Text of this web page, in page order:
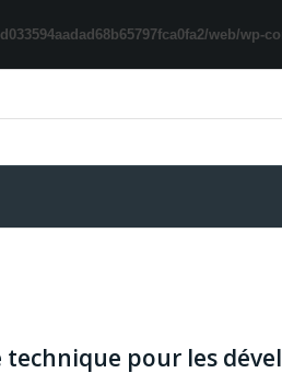
web/
technique pour les